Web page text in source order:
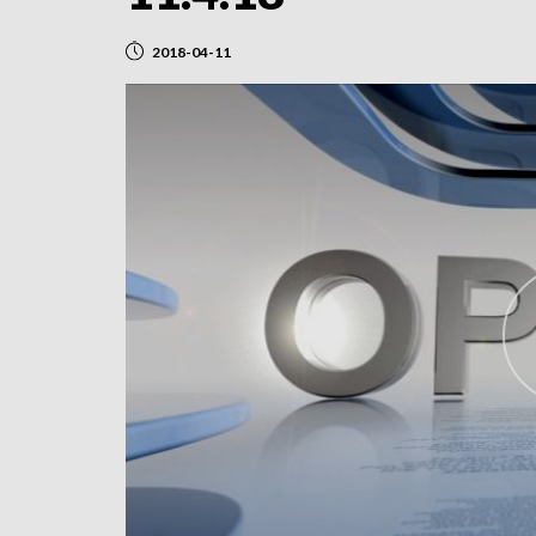
2018-04-11